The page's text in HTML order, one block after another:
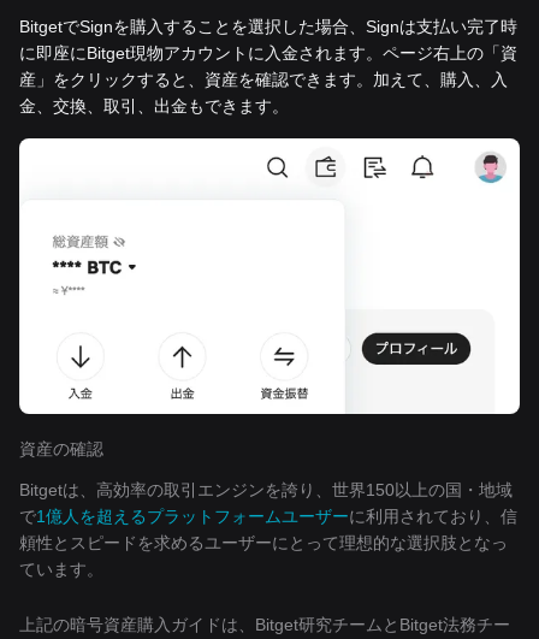
BitgetでSignを購入することを選択した場合、Signは支払い完了時
に即座にBitget現物アカウントに入金されます。ページ右上の「資
産」をクリックすると、資産を確認できます。加えて、購入、入
金、交換、取引、出金もできます。
資産の確認
Bitgetは、高効率の取引エンジンを誇り、世界150以上の国・地域
で1億人を超えるプラットフォームユーザーに利用されており、信
頼性とスピードを求めるユーザーにとって理想的な選択肢となっ
ています。
上記の暗号資産購入ガイドは、Bitget研究チームとBitget法務チー